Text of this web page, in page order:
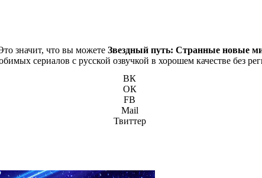
значит, что вы можете Звездный путь: Странные новые
сериалов с русской озвучкой в хорошем качестве без
ВК
ОК
FB
Mail
Твиттер